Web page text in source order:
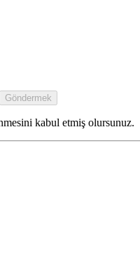
Göndermek
kabul etmiş olursunuz.